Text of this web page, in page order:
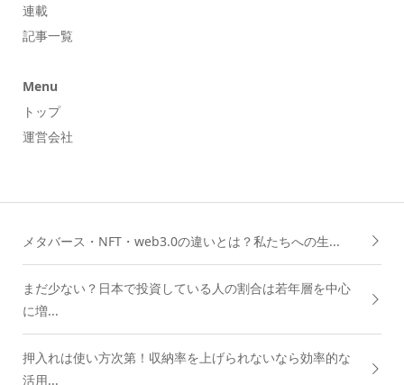
連載
記事一覧
Menu
トップ
運営会社
メタバース・NFT・web3.0の違いとは？私たちへの生...
まだ少ない？日本で投資している人の割合は若年層を中心
に増...
押入れは使い方次第！収納率を上げられないなら効率的な
活用...